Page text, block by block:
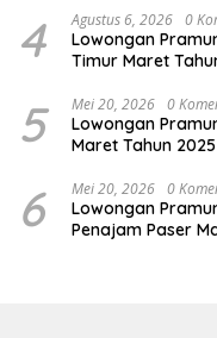
4 Agustus 6, 2026 0
Lowongan
Timur Maret
5 Mei 20, 2026 0
Lowongan
Maret Tahun 2025
6 Mei 20, 2026 0
Lowongan
Penajam Paser